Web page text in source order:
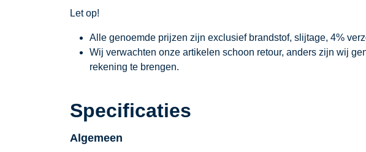
Let op!
Alle genoemde prijzen zijn exclusief brandstof, slijtage, 4%
Wij verwachten onze artikelen schoon retour, anders zijn wij
rekening te brengen.
Specificaties
Algemeen